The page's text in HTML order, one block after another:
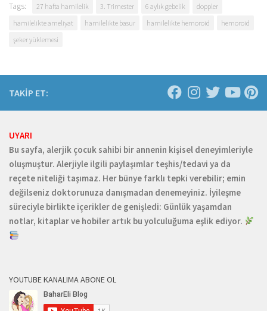
Tags: 27 hafta hamilelik 3. Trimester 6 aylık gebelik
doppler
hamilelikte ameliyat
hamilelikte basur hamilelikte hemoroid
hemoroid
şeker yüklemesi
TAKİP ET:
UYARI
Bu sayfa, alerjik çocuk sahibi bir annenin kişisel deneyimleriyle
oluşmuştur. Alerjiyle ilgili paylaşımlar teşhis/tedavi ya da
reçete niteliği taşımaz. Her bünye farklı tepki verebilir; emin
değilseniz doktorunuza danışmadan denemeyiniz. İyileşme
süreciyle birlikte içerikler de genişledi: Günlük yaşamdan
notlar, kitaplar ve hobiler artık bu yolculuğuma eşlik ediyor.
YOUTUBE KANALIMA ABONE OL